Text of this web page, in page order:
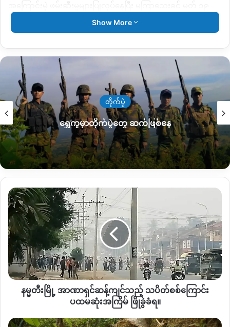
ရက်ကလည်း ဘီဘီစီမြန်မာဌာန နေပြည်တော်အခြေစိုက်
သတင်းထောက် ကိုအောင်သူရနှင့် မဇ္စျိမမီဒီယာမှ သတင်းထောက်
ကြောင်း သိရသည်။
အဆိုပါ သတင်းသမားများကို အမျိုးသားဒီမိုကရေစီအဖွဲ့ချုပ် NLD
နာယက ဦးဝင်းထိန်၏ တတိယအကြိမ်ရုံးထုတ်ကို နေပြည်တော်
ဒက္ခိဏ ခရိုင် တရားရုံးတွင်ပြုလုပ်ခဲ့ရာ သတင်းသွားရောက်ယူစဉ်
ဖမ်းဆီးခေါ်ဆောင်သွားခံရခြင်းဖြစ်ကြောင်း သိရသည်။
စစ်တပ်က အာဏာသိမ်းပြီးနောက် မြန်မာနိုင်ငံတစ်ဝန်းက ဆန္ဒပြပွဲ
များတွင် သတင်းယူနေစဉ် အဖမ်းခံခဲ့ရသော သတင်းသမား အ
ယောက် ၃၀ ခန့်ရှိကြောင်းနှင့် တချို့ကို ပြန်လွှတ်ပေးခဲ့သော်လည်း
သည်။
Copy URL
Show More
တိုက်ပွဲ
ရွှေကူမှာတိုက်ပွဲတွေ ဆက်ဖြစ်နေ
န
မ္
တီး
မြို့
အာဏာရှင်
ဆ
န့်
ကျင်
စစ်ကြောင်း
နမ္မတီးမြို့ အာဏာရှင်ဆန့်ကျင်သည့် သပိတ်စစ်ကြောင်း
ပထမဆုံးအကြိမ် ဖြိုခွဲခံရ။
ကချင်